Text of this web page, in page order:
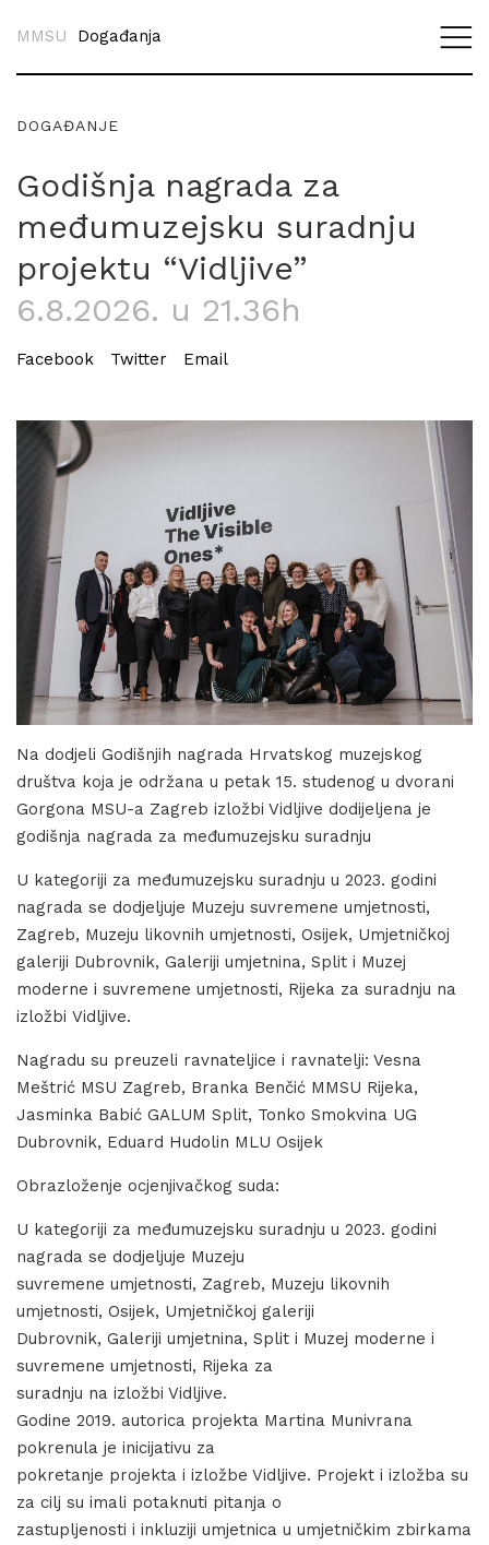
MMSU Događanja
DOGAĐANJE
Godišnja nagrada za
međumuzejsku suradnju
projektu “Vidljive”
6.8.2026. u 21.36h
Facebook Twitter Email
Na dodjeli Godišnjih nagrada Hrvatskog muzejskog
društva koja je održana u petak 15. studenog u dvorani
Gorgona MSU-a Zagreb izložbi Vidljive dodijeljena je
godišnja nagrada za međumuzejsku suradnju
U kategoriji za međumuzejsku suradnju u 2023. godini
nagrada se dodjeljuje Muzeju suvremene umjetnosti,
Zagreb, Muzeju likovnih umjetnosti, Osijek, Umjetničkoj
galeriji Dubrovnik, Galeriji umjetnina, Split i Muzej
moderne i suvremene umjetnosti, Rijeka za suradnju na
izložbi Vidljive.
Nagradu su preuzeli ravnateljice i ravnatelji: Vesna
Meštrić MSU Zagreb, Branka Benčić MMSU Rijeka,
Jasminka Babić GALUM Split, Tonko Smokvina UG
Dubrovnik, Eduard Hudolin MLU Osijek
Obrazloženje ocjenjivačkog suda:
U kategoriji za međumuzejsku suradnju u 2023. godini
nagrada se dodjeljuje Muzeju
suvremene umjetnosti, Zagreb, Muzeju likovnih
umjetnosti, Osijek, Umjetničkoj galeriji
Dubrovnik, Galeriji umjetnina, Split i Muzej moderne i
suvremene umjetnosti, Rijeka za
suradnju na izložbi Vidljive.
Godine 2019. autorica projekta Martina Munivrana
pokrenula je inicijativu za
pokretanje projekta i izložbe Vidljive. Projekt i izložba su
za cilj su imali potaknuti pitanja o
zastupljenosti i inkluziji umjetnica u umjetničkim zbirkama